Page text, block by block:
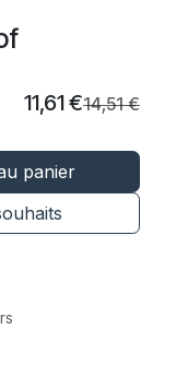
panier
11,61€14,51€